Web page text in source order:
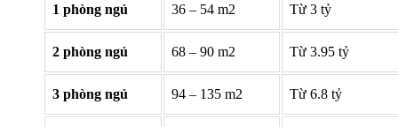
1 phòng ngủ 36 – 54 m2 Từ 3 tỷ
2 phòng ngủ 68 – 90 m2 Từ 3.95 tỷ
3 phòng ngủ 94 – 135 m2 Từ 6.8 tỷ